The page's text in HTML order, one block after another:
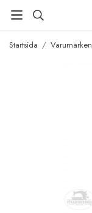
Startsida / Varumärken